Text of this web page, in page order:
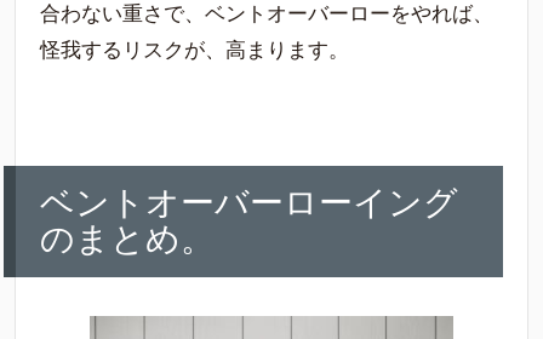
合わない重さで、ベントオーバーローをやれば、
怪我するリスクが、高まります。
ベントオーバーローイング
のまとめ。